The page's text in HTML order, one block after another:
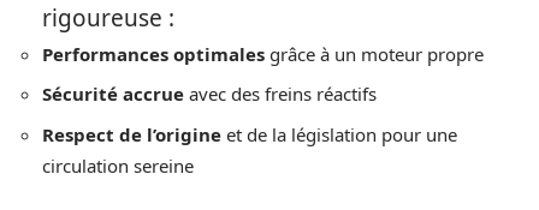
rigoureuse :
Performances optimales grâce à un moteur propre
Sécurité accrue avec des freins réactifs
Respect de l’origine et de la législation pour une
circulation sereine